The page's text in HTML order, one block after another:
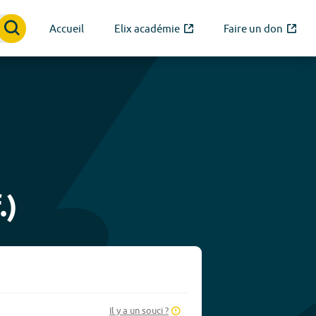
Accueil Elix académie Faire un don
Il y a un souci ?